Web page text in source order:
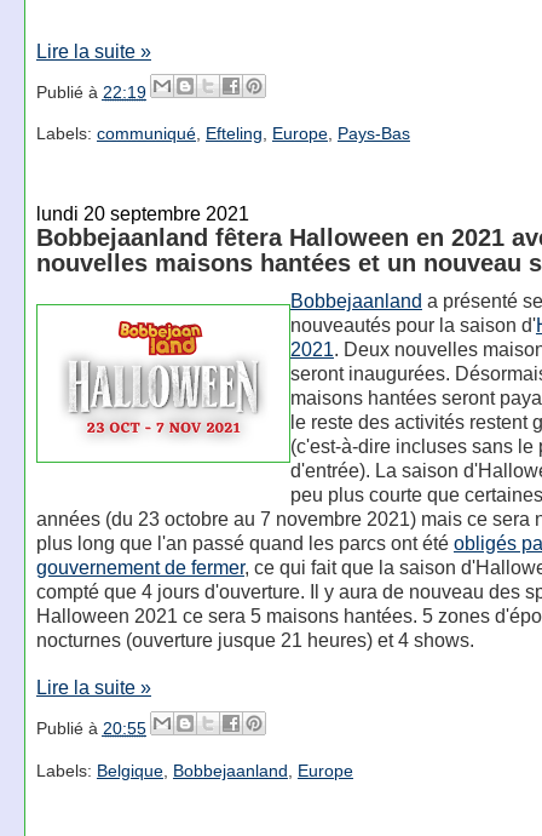
Lire la suite »
Publié à 22:19
Labels: communiqué, Efteling, Europe, Pays-Bas
lundi 20 septembre 2021
Bobbejaanland fêtera Halloween en 2021
nouvelles maisons hantées et un nouveau
Bobbejaanland a présenté
nouveautés pour la saison d'
2021. Deux nouvelles
seront inaugurées.
maisons hantées seront
le reste des activités restent
(c'est-à-dire incluses sans le
d'entrée). La saison
peu plus courte que
années (du 23 octobre au 7 novembre 2021) mais ce sera
plus long que l'an passé quand les parcs ont été obligés
gouvernement de fermer, ce qui fait que la saison
compté que 4 jours d'ouverture. Il y aura de nouveau des
Halloween 2021 ce sera 5 maisons hantées. 5 zones
nocturnes (ouverture jusque 21 heures) et 4 shows.
Lire la suite »
Publié à 20:55
Labels: Belgique, Bobbejaanland Europe